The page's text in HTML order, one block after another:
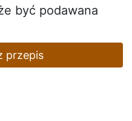
być podawana
przepis